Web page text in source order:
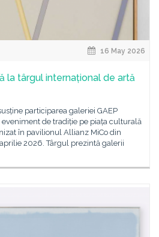
16 May 2026
la târgul internațional de artă
participarea galeriei GAEP
eveniment de tradiție pe piața culturală
în pavilionul Allianz MiCo din
2026. Târgul prezintă galerii